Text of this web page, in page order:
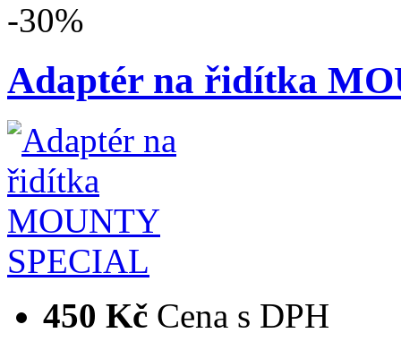
-30%
Adaptér na řidítka
450 Kč Cena s DPH